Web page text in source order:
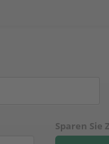
Sparen Sie